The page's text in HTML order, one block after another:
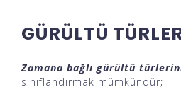
GÜRÜLTÜ
Zamana bağlı gürültü
sınıflandırmak mümkündür;